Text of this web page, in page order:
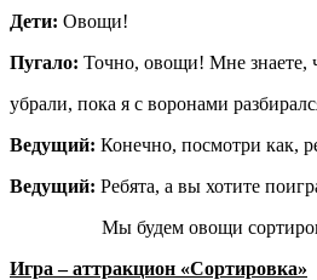
Дети: Овощи!
Пугало: Точно, овощи! Мне знаете,
убрали, пока я с воронами
Ведущий: Конечно, посмотри как,
Ведущий: Ребята, а вы хотите
Мы будем овощи
Игра – аттракцион «Сортировка»